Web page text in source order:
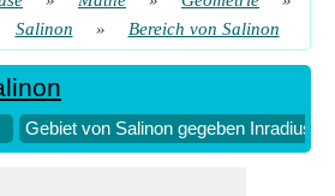
Salinon » Bereich von Salinon
Gebiet von Salinon gegeben Inradius